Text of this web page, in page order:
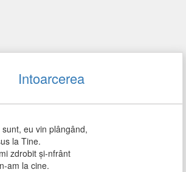
Intoarcerea
eu vin plângând,
la Tine.
zdrobit şi-nfrânt
am la cine.